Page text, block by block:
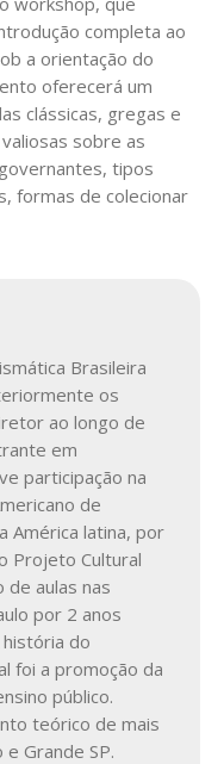
completa ao
a orientação do
oferecerá um
clássicas, gregas e
sobre as
tipos
formas de colecionar
Brasileira
os
ao longo de
em
participação na
de
América latina, por
Projeto Cultural
de aulas nas
por 2 anos
do
foi a promoção da
público.
teórico de mais
Grande SP.